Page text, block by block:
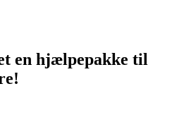
en hjælpepakke til